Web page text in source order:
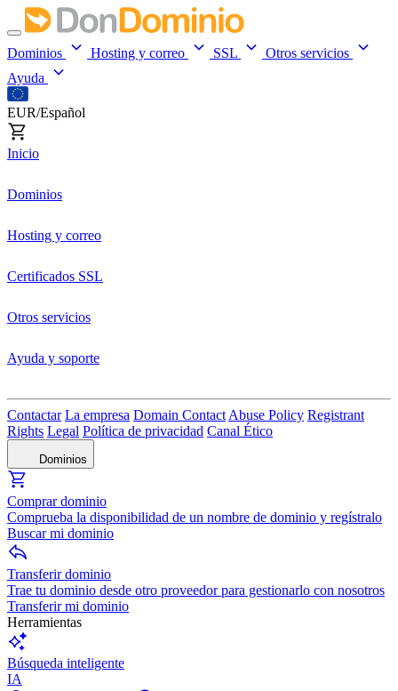
Dominios Hosting y correo SSL
Otros servicios
Ayuda
EUR/Español
Inicio
Dominios
Hosting y correo
Certificados SSL
Otros servicios
Ayuda y soporte
Contactar La empresa Domain Contact Abuse Policy Registrant
Rights Legal Política de privacidad Canal Ético
Dominios
Comprar dominio
Comprueba la disponibilidad de un nombre de dominio y regístralo
Buscar mi dominio
Transferir dominio
Trae tu dominio desde otro proveedor para gestionarlo con nosotros
Transferir mi dominio
Herramientas
Búsqueda inteligente
IA